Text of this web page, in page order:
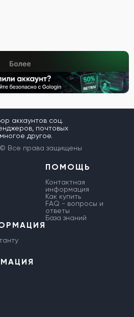
аккаунтов соц.
почтовых
другое.
Все права защищены
ПОМОЩЬ
Контактная
информация
Как купить
FAQ - вопросы и
ответы
База знаний